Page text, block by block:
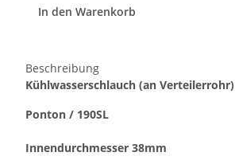
In den Warenkorb
Beschreibung
Kühlwasserschlauch (an Verteilerrohr)
Ponton / 190SL
Innendurchmesser 38mm